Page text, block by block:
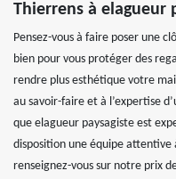
Thierrens à elagueur
Pensez-vous à faire poser une
bien pour vous protéger des
rendre plus esthétique votre
au savoir-faire et à l’expertise
que elagueur paysagiste est
disposition une équipe attentive
renseignez-vous sur notre prix